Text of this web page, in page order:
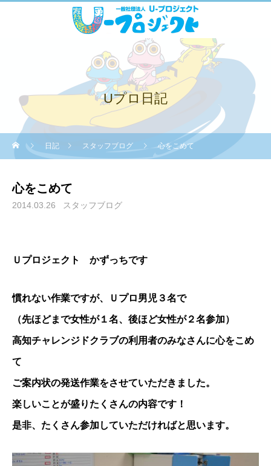
Uプロ日記
日記 スタッフブログ 心をこめて
心をこめて
2014.03.26 スタッフブログ
Ｕプロジェクト かずっちです
慣れない作業ですが、Ｕプロ男児３名で
（先ほどまで女性が１名、後ほど女性が２名参加）
高知チャレンジドクラブの利用者のみなさんに心をこめ
て
ご案内状の発送作業をさせていただきました。
楽しいことが盛りたくさんの内容です！
是非、たくさん参加していただければと思います。